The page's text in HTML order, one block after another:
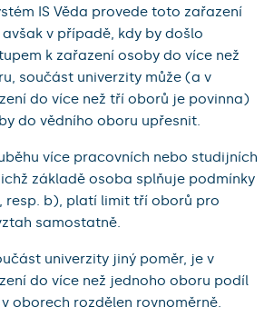
IS Věda provede toto zařazení
v případě, kdy by došlo
k zařazení osoby do více než
součást univerzity může (a v
do více než tří oborů je povinna)
do vědního oboru upřesnit.
více pracovních nebo studijních
základě osoba splňuje podmínky
resp. b), platí limit tří oborů pro
samostatně.
univerzity jiný poměr, je v
do více než jednoho oboru podíl
oborech rozdělen rovnoměrně.